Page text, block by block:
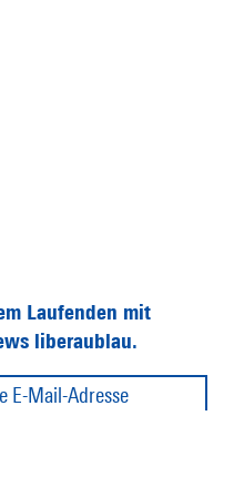
Laufenden mit
liberaublau.